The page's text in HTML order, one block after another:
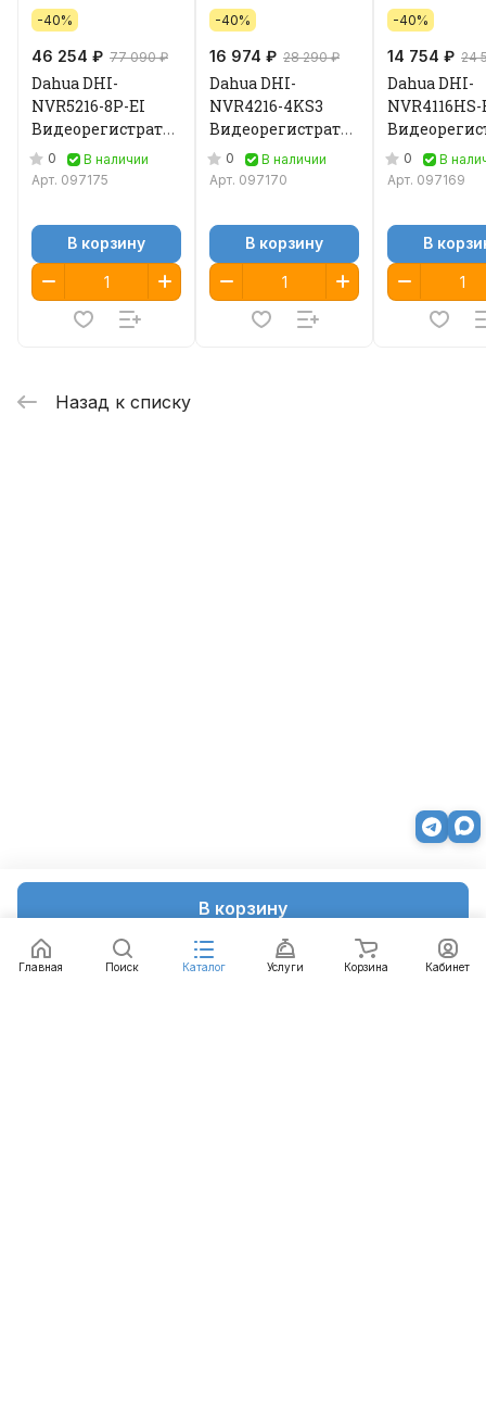
В корзину
-40%
46 254 ₽ 77 090 ₽
Dahua DHI-
NVR5216-8P-EI
Видеорегистратор
IP 0
В наличии
Арт. 097175
В корзину
-40%
16 974 ₽ 28 290 ₽
Dahua DHI-
NVR4216-4KS3
Видеорегистратор
IP 0
В наличии
Арт. 097170
В корзину
-40%
14 754 ₽ 24
Dahua DHI-
IP 0
В
Арт. 097169
В
Назад к списку
Главная Поиск Каталог Услуги Корзина Кабинет